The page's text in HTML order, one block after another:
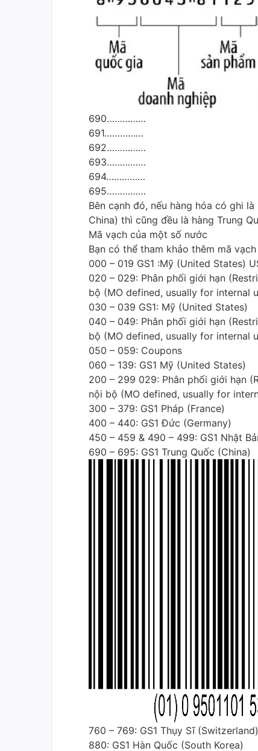
690……………
691……………
692……………
693……………
694……………
695……………
Bên cạnh đó, nếu hàng hóa có ghi là
China) thì cũng đều là hàng Trung
Mã vạch của một số nước
Bạn có thể tham khảo thêm mã
000 – 019 GS1 :Mỹ (United States)
020 – 029: Phân phối giới hạn
bộ (MO defined, usually for internal
030 – 039 GS1: Mỹ (United States)
040 – 049: Phân phối giới hạn
bộ (MO defined, usually for internal
050 – 059: Coupons
060 – 139: GS1 Mỹ (United States)
200 – 299 029: Phân phối giới hạn
nội bộ (MO defined, usually for
300 – 379: GS1 Pháp (France)
400 – 440: GS1 Đức (Germany)
450 – 459 & 490 – 499: GS1 Nhật
690 – 695: GS1 Trung Quốc (China)
760 – 769: GS1 Thụy Sĩ (Switzerland)
880: GS1 Hàn Quốc (South Korea)